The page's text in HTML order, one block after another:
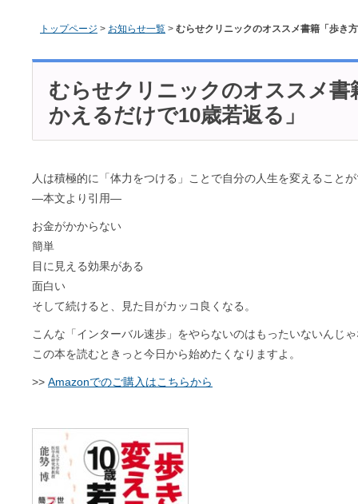
トップページ > お知らせ一覧 > むらせクリニックのオススメ書籍「歩き
むらせクリニックのオススメ書
かえるだけで10歳若返る」
人は積極的に「体力をつける」ことで自分の人生を変えること
―本文より引用―
お金がかからない
簡単
目に見える効果がある
面白い
そして続けると、見た目がカッコ良くなる。
こんな「インターバル速歩」をやらないのはもったいないんじ
この本を読むときっと今日から始めたくなりますよ。
>> Amazonでのご購入はこちらから